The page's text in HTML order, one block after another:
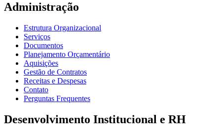
Administração
Estrutura Organizacional
Serviços
Documentos
Planejamento Orçamentário
Aquisições
Gestão de Contratos
Receitas e Despesas
Contato
Perguntas Frequentes
Desenvolvimento Institucional e RH